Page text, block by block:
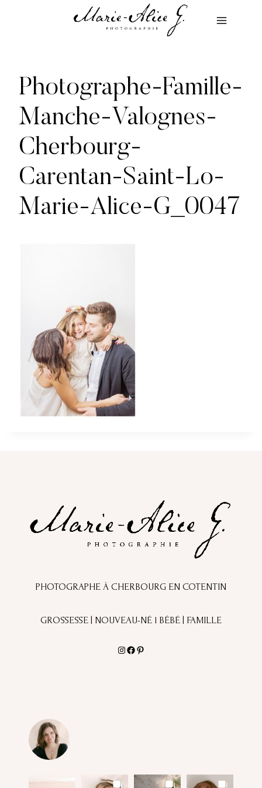
Photographe-Famille-
Manche-Valognes-
Cherbourg-
Carentan-Saint-Lo-
Marie-Alice-G_0047
PHOTOGRAPHE À CHERBOURG EN COTENTIN
GROSSESSE | NOUVEAU-NÉ l BÉBÉ | FAMILLE
Instagram
Facebook
Pinterest